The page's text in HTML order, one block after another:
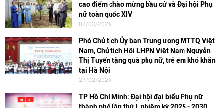
cao điểm chào mừng bầu cử và Đại hội Phụ
nữ toàn quốc XIV
02/03/2026
Phó Chủ tịch Ủy ban Trung ương MTTQ Việt
Nam, Chủ tịch Hội LHPN Việt Nam Nguyễn
Thị Tuyến tặng quà phụ nữ, trẻ em khó khăn
tại Hà Nội
27/02/2026
TP Hồ Chí Minh: Đại hội đại biểu Phụ nữ